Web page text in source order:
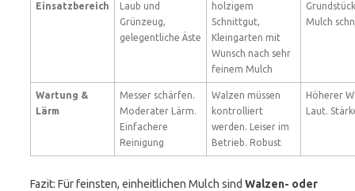
Einsatzbereich
Laub und
Grünzeug,
gelegentliche Äste
holzigem
Schnittgut,
Kleingarten mit
Wunsch nach sehr
feinem Mulch
Mulch
Wartung &
Lärm
Messer schärfen.
Moderater Lärm.
Einfachere
Reinigung
Walzen müssen
kontrolliert
werden. Leiser im
Betrieb. Robust
Höherer
Laut.
Fazit: Für feinsten, einheitlichen Mulch sind Walzen- oder